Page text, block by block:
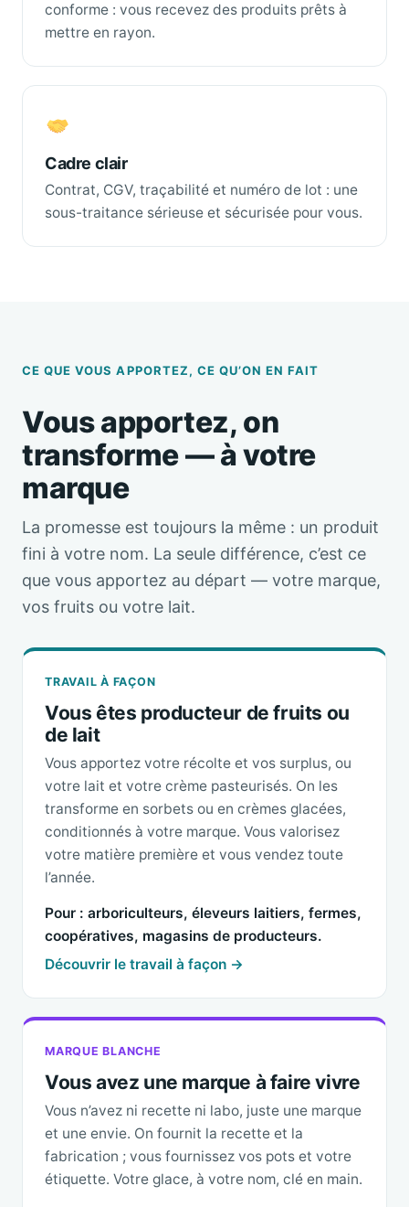
conforme : vous recevez des produits prêts à
mettre en rayon.
Cadre clair
Contrat, CGV, traçabilité et numéro de lot : une
sous-traitance sérieuse et sécurisée pour vous.
CE QUE VOUS APPORTEZ, CE QU’ON EN FAIT
Vous apportez, on
transforme — à votre
marque
La promesse est toujours la même : un produit
fini à votre nom. La seule différence, c’est ce
que vous apportez au départ — votre marque,
vos fruits ou votre lait.
TRAVAIL À FAÇON
Vous êtes producteur de fruits ou
de lait
Vous apportez votre récolte et vos surplus, ou
votre lait et votre crème pasteurisés. On les
transforme en sorbets ou en crèmes glacées,
conditionnés à votre marque. Vous valorisez
votre matière première et vous vendez toute
l’année.
Pour : arboriculteurs, éleveurs laitiers, fermes,
coopératives, magasins de producteurs.
Découvrir le travail à façon →
MARQUE BLANCHE
Vous avez une marque à faire vivre
Vous n’avez ni recette ni labo, juste une marque
et une envie. On fournit la recette et la
fabrication ; vous fournissez vos pots et votre
étiquette. Votre glace, à votre nom, clé en main.